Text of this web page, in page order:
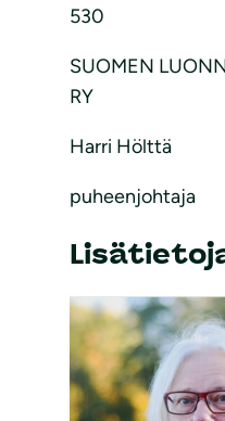
530
SUOMEN
RY
Harri Hölttä
puheenjohtaja